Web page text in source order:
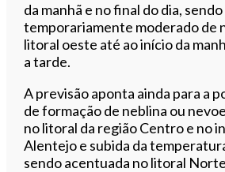
da manhã e no final do dia, sendo
temporariamente moderado de
litoral oeste até ao início da
a tarde.
A previsão aponta ainda para a
de formação de neblina ou
no litoral da região Centro e no
Alentejo e subida da
sendo acentuada no litoral